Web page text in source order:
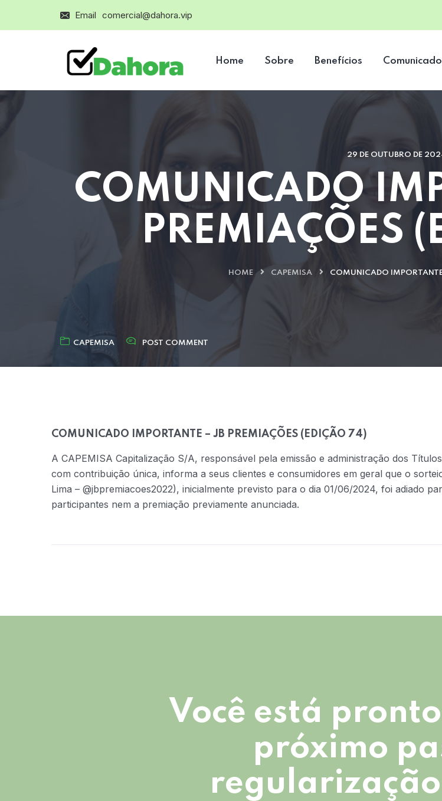
Email comercial@dahora.vip
Home Sobre Benefícios
29 DE OUTUBRO DE
COMUNICADO
PREMIAÇÕES
HOME CAPEMISA COMUNICADO
CAPEMISA POST COMMENT
COMUNICADO IMPORTANTE – JB PREMIAÇÕES (EDIÇÃO 74)
A CAPEMISA Capitalização S/A, responsável pela emissão e administração dos
com contribuição única, informa a seus clientes e consumidores em geral que o
Lima – @jbpremiacoes2022), inicialmente previsto para o dia 01/06/2024, foi adiado
participantes nem a premiação previamente anunciada.
Você está
próximo
regularização